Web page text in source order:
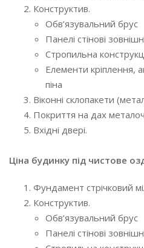
Конструктив.
Обв’язувальний брус
Панелі стінові
Стропильна
Елементи кріплення,
піна
Віконні склопакети
Покриття на дах
Вхідні двері.
Ціна будинку під чистове
Фундамент стрічковий
Конструктив.
Обв’язувальний брус
Панелі стінові